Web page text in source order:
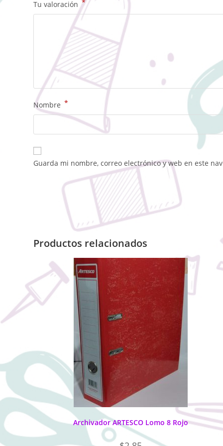
Tu valoración *
Nombre *
Guarda mi nombre, correo electrónico y web en este
Productos relacionados
Archivador ARTESCO Lomo 8 Rojo